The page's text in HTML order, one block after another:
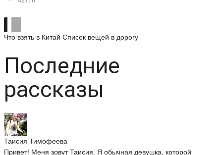
Что взять в Китай Список вещей в дорогу
Последние
рассказы
Таисия Тимофеева
Привет! Меня зовут Таисия. Я обычная девушка, которой